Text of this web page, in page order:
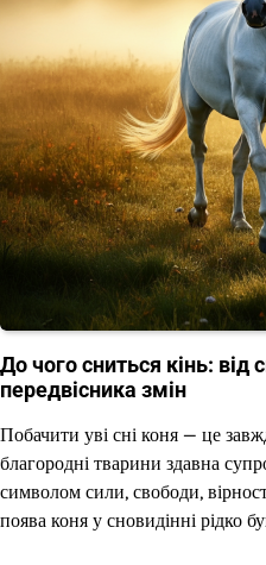
До чого сниться кінь: від
передвісника змін
Побачити уві сні коня — це
благородні тварини здавна
символом сили, свободи,
поява коня у сновидінні рідко